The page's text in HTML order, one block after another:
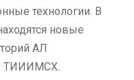
технологии. В
новые
АЛ
ТИИИМСХ.